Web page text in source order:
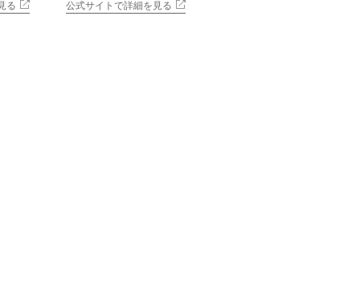
る 公式サイトで詳細を見る